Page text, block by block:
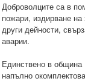
Доброволците са в
пожари, издирване
други дейности,
аварии.
Единствено в
напълно